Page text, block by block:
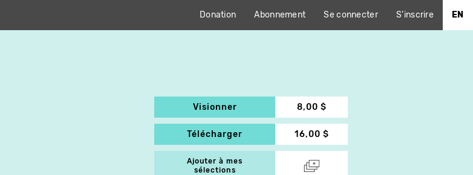
Donation Abonnement Se connecter S'inscrire EN
Visionner 8,00 $
Télécharger 16,00 $
Ajouter à mes
sélections